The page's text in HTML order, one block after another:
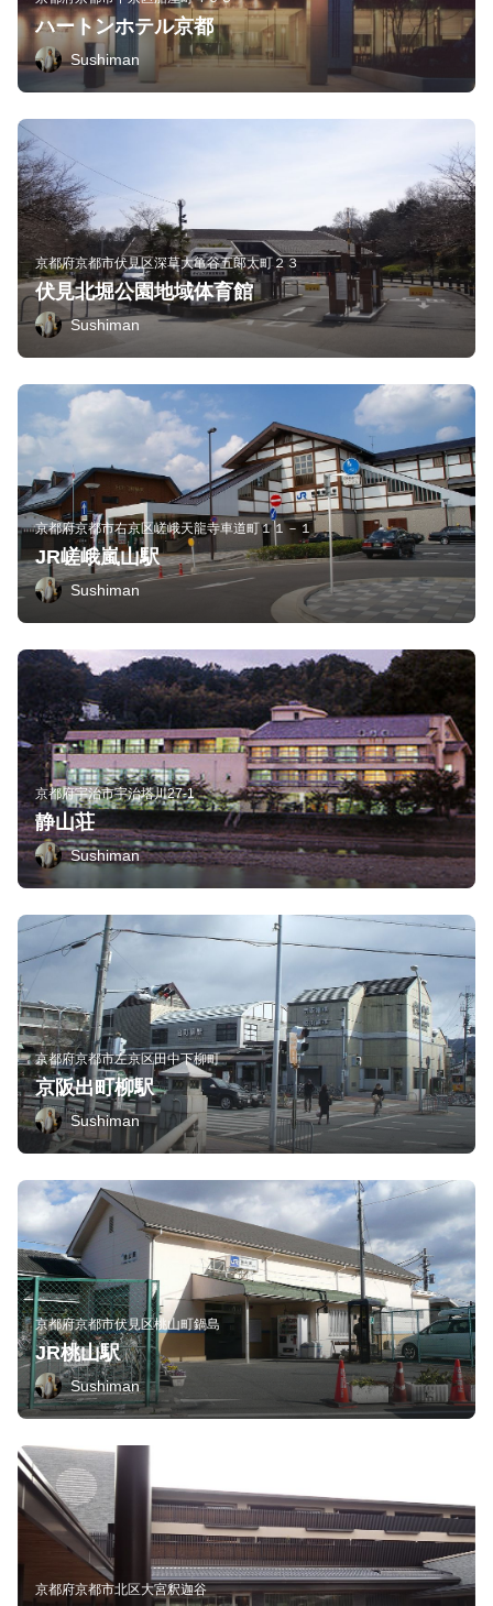
ハートンホテル京都
Sushiman
京都府京都市伏見区深草大亀谷五郎太町２３
伏見北堀公園地域体育館
Sushiman
京都府京都市右京区嵯峨天龍寺車道町１１－１
JR嵯峨嵐山駅
Sushiman
京都府宇治市宇治塔川27-1
静山荘
Sushiman
京都府京都市左京区田中下柳町
京阪出町柳駅
Sushiman
京都府京都市伏見区桃山町鍋島
JR桃山駅
Sushiman
京都府京都市北区大宮釈迦谷